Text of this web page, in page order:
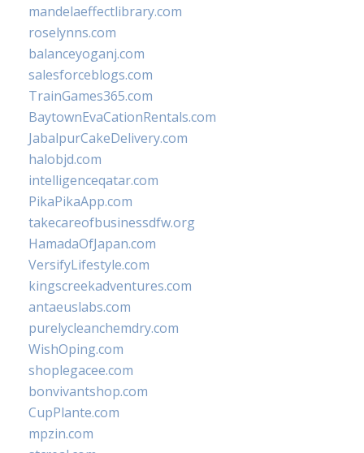
mandelaeffectlibrary.com
roselynns.com
balanceyoganj.com
salesforceblogs.com
TrainGames365.com
BaytownEvaCationRentals.com
JabalpurCakeDelivery.com
halobjd.com
intelligenceqatar.com
PikaPikaApp.com
takecareofbusinessdfw.org
HamadaOfJapan.com
VersifyLifestyle.com
kingscreekadventures.com
antaeuslabs.com
purelycleanchemdry.com
WishOping.com
shoplegacee.com
bonvivantshop.com
CupPlante.com
mpzin.com